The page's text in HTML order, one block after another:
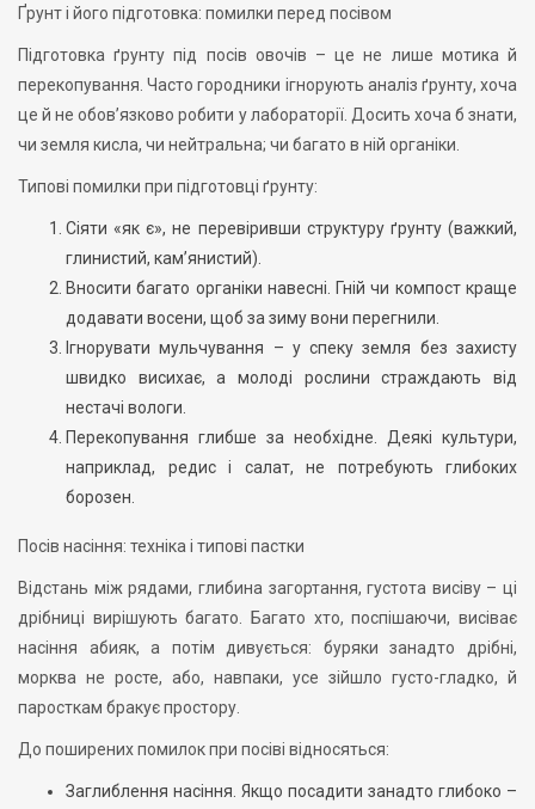
Ґрунт і його підготовка: помилки перед посівом
Підготовка ґрунту під посів овочів – це не лише мотика й
перекопування. Часто городники ігнорують аналіз ґрунту, хоча
це й не обов’язково робити у лабораторії. Досить хоча б знати,
чи земля кисла, чи нейтральна; чи багато в ній органіки.
Типові помилки при підготовці ґрунту:
Сіяти «як є», не перевіривши структуру ґрунту (важкий,
глинистий, кам’янистий).
Вносити багато органіки навесні. Гній чи компост краще
додавати восени, щоб за зиму вони перегнили.
Ігнорувати мульчування – у спеку земля без захисту
швидко висихає, а молоді рослини страждають від
нестачі вологи.
Перекопування глибше за необхідне. Деякі культури,
наприклад, редис і салат, не потребують глибоких
борозен.
Посів насіння: техніка і типові пастки
Відстань між рядами, глибина загортання, густота висіву – ці
дрібниці вирішують багато. Багато хто, поспішаючи, висіває
насіння абияк, а потім дивується: буряки занадто дрібні,
морква не росте, або, навпаки, усе зійшло густо-гладко, й
паросткам бракує простору.
До поширених помилок при посіві відносяться:
Заглиблення насіння. Якщо посадити занадто глибоко –